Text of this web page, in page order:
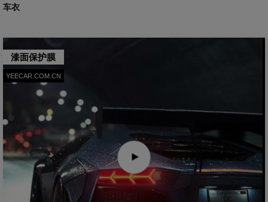
车衣
漆面保护膜
YEECAR.COM.CN